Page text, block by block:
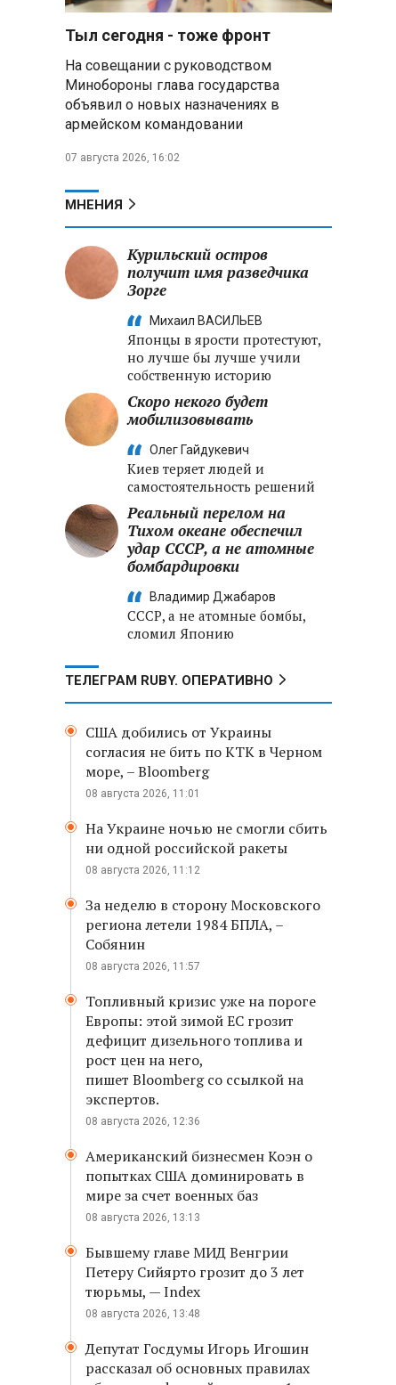
Тыл сегодня - тоже фронт
На совещании с руководством
Минобороны глава государства
объявил о новых назначениях в
армейском командовании
07 августа 2026, 16:02
МНЕНИЯ
Курильский остров
получит имя разведчика
Зорге
Михаил ВАСИЛЬЕВ
Японцы в ярости протестуют,
но лучше бы лучше учили
собственную историю
Скоро некого будет
мобилизовывать
Олег Гайдукевич
Киев теряет людей и
самостоятельность решений
Реальный перелом на
Тихом океане обеспечил
удар СССР, а не атомные
бомбардировки
Владимир Джабаров
СССР, а не атомные бомбы,
сломил Японию
ТЕЛЕГРАМ RUBY. ОПЕРАТИВНО
США добились от Украины
согласия не бить по КТК в Черном
море, – Bloomberg
08 августа 2026, 11:01
На Украине ночью не смогли сбить
ни одной российской ракеты
08 августа 2026, 11:12
За неделю в сторону Московского
региона летели 1984 БПЛА, –
Собянин
08 августа 2026, 11:57
Топливный кризис уже на пороге
Европы: этой зимой ЕС грозит
дефицит дизельного топлива и
рост цен на него,
пишет Bloomberg со ссылкой на
экспертов.
08 августа 2026, 12:36
Американский бизнесмен Коэн о
попытках США доминировать в
мире за счет военных баз
08 августа 2026, 13:13
Бывшему главе МИД Венгрии
Петеру Сийярто грозит до 3 лет
тюрьмы, — Index
08 августа 2026, 13:48
Депутат Госдумы Игорь Игошин
рассказал об основных правилах